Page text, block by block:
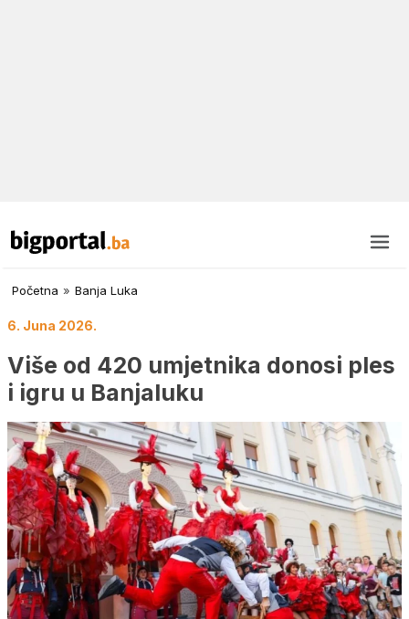
Početna » Banja Luka
6. Juna 2026.
Više od 420 umjetnika donosi ples
i igru u Banjaluku